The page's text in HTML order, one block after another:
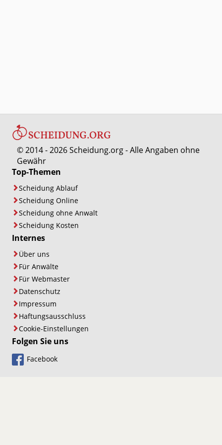
© 2014 - 2026 Scheidung.org - Alle Angaben ohne
Gewähr
Top-Themen
Scheidung Ablauf
Scheidung Online
Scheidung ohne Anwalt
Scheidung Kosten
Internes
Über uns
Für Anwälte
Für Webmaster
Datenschutz
Impressum
Haftungsausschluss
Cookie-Einstellungen
Folgen Sie uns
Facebook